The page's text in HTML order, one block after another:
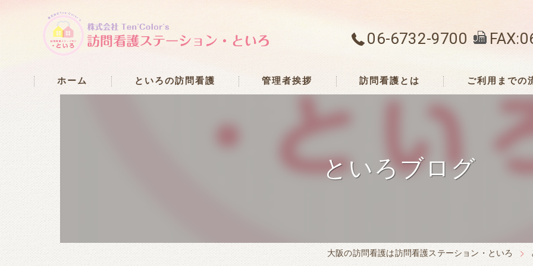
06-6732-9700
ホーム といろの訪問看護 管理者挨拶 訪問看護とは ご利用までの
といろブログ
大阪の訪問看護は訪問看護ステーション・といろ